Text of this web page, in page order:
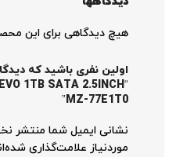
هیچ دیدگاهی برای این
اولین نفری باشید که
1TB SATA 2.5INCH
MZ-77E1T0”
نشانی ایمیل شما منتشر
موردنیاز علامت‌گذاری